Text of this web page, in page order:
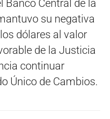
Banco Central de la
su negativa
dólares al valor
de la Justicia
continuar
Único de Cambios.